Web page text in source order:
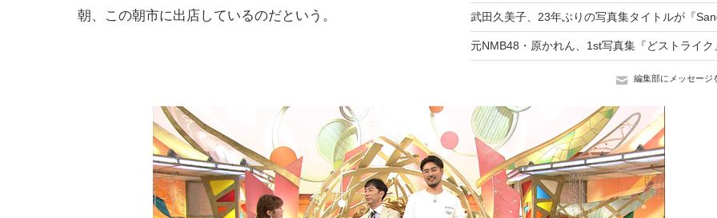
編集部にメッセージ
朝、この朝市に出店しているのだという。